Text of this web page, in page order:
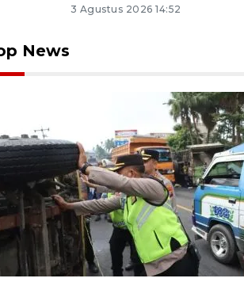
3 Agustus 2026 14:52
News